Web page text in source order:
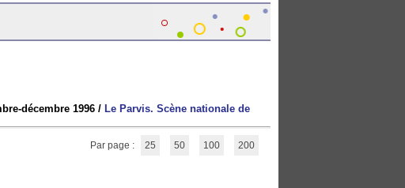
décembre 1996 / Le Parvis. Scène nationale de
Par page : 25 50 100 200